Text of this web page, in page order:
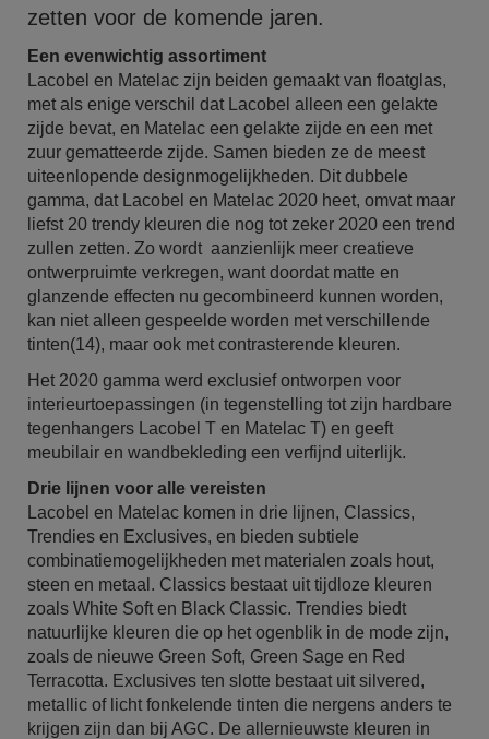
zetten voor de komende jaren.
Een evenwichtig assortiment
Lacobel en Matelac zijn beiden gemaakt van floatglas,
met als enige verschil dat Lacobel alleen een gelakte
zijde bevat, en Matelac een gelakte zijde en een met
zuur gematteerde zijde. Samen bieden ze de meest
uiteenlopende designmogelijkheden. Dit dubbele
gamma, dat Lacobel en Matelac 2020 heet, omvat maar
liefst 20 trendy kleuren die nog tot zeker 2020 een trend
zullen zetten. Zo wordt aanzienlijk meer creatieve
ontwerpruimte verkregen, want doordat matte en
glanzende effecten nu gecombineerd kunnen worden,
kan niet alleen gespeelde worden met verschillende
tinten(14), maar ook met contrasterende kleuren.
Het 2020 gamma werd exclusief ontworpen voor
interieurtoepassingen (in tegenstelling tot zijn hardbare
tegenhangers Lacobel T en Matelac T) en geeft
meubilair en wandbekleding een verfijnd uiterlijk.
Drie lijnen voor alle vereisten
Lacobel en Matelac komen in drie lijnen, Classics,
Trendies en Exclusives, en bieden subtiele
combinatiemogelijkheden met materialen zoals hout,
steen en metaal. Classics bestaat uit tijdloze kleuren
zoals White Soft en Black Classic. Trendies biedt
natuurlijke kleuren die op het ogenblik in de mode zijn,
zoals de nieuwe Green Soft, Green Sage en Red
Terracotta. Exclusives ten slotte bestaat uit silvered,
metallic of licht fonkelende tinten die nergens anders te
krijgen zijn dan bij AGC. De allernieuwste kleuren in